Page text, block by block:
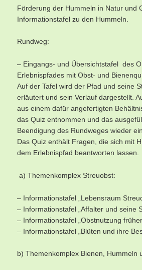
Förderung der Hummeln in Natur und
Informationstafel zu den Hummeln.
Rundweg:
– Eingangs- und Übersichtstafel des
Erlebnispfades mit Obst- und
Auf der Tafel wird der Pfad und seine
erläutert und sein Verlauf dargestellt.
aus einem dafür angefertigten
das Quiz entnommen und das
Beendigung des Rundweges wieder
Das Quiz enthält Fragen, die sich mit
dem Erlebnispfad beantworten lassen.
a) Themenkomplex Streuobst:
– Informationstafel „Lebensraum
– Informationstafel „Affalter und seine
– Informationstafel „Obstnutzung
– Informationstafel „Blüten und ihre
b) Themenkomplex Bienen, Hummeln